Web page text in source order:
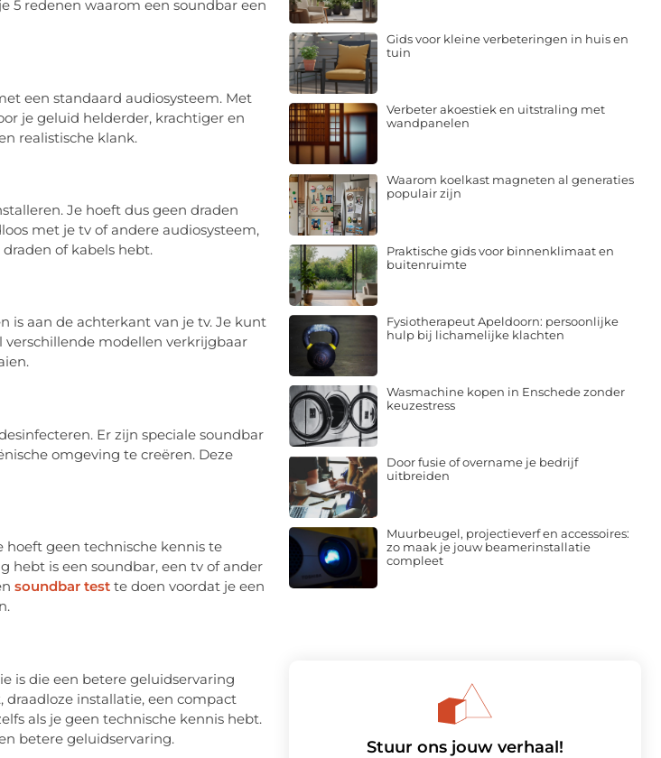
5 redenen waarom een soundbar een
een standaard audiosysteem. Met
je geluid helderder, krachtiger en
realistische klank.
Je hoeft dus geen draden
met je tv of andere audiosysteem,
of kabels hebt.
is aan de achterkant van je tv. Je kunt
verschillende modellen verkrijgbaar
Er zijn speciale soundbar
omgeving te creëren. Deze
hoeft geen technische kennis te
hebt is een soundbar, een tv of ander
soundbar test te doen voordat je een
is die een betere geluidservaring
installatie, een compact
als je geen technische kennis hebt.
betere geluidservaring.
Gids voor kleine verbeteringen in huis en
tuin
Verbeter akoestiek en uitstraling met
wandpanelen
Waarom koelkast magneten al generaties
populair zijn
Praktische gids voor binnenklimaat en
buitenruimte
Fysiotherapeut Apeldoorn: persoonlijke
hulp bij lichamelijke klachten
Wasmachine kopen in Enschede zonder
keuzestress
Door fusie of overname je bedrijf
uitbreiden
Muurbeugel, projectieverf en accessoires:
zo maak je jouw beamerinstallatie
compleet
Stuur ons jouw verhaal!